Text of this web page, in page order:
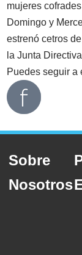
mujeres
Domingo y
estrenó cetros
la Junta
Puedes seguir a
Sobre
Nosotros